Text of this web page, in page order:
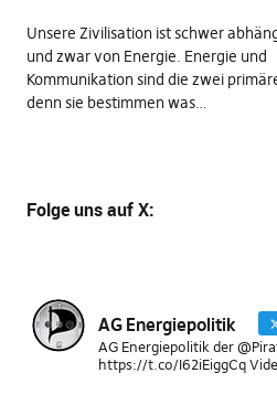
Unsere Zivilisation ist schwer
und zwar von Energie. Energie und
Kommunikation sind die zwei
denn sie bestimmen was…
Folge unsauf X:
AG Energiepolitik
AG Energiepolitik der
https://t.co/I62iEiggCq